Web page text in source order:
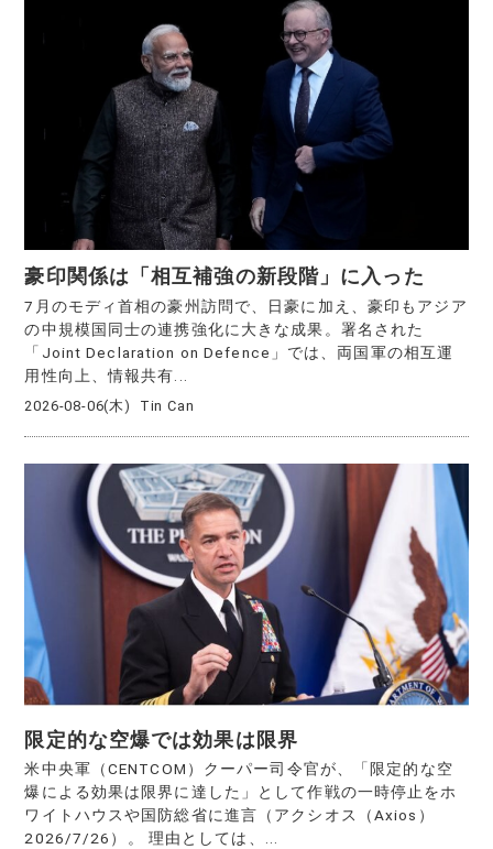
豪印関係は「相互補強の新段階」に入った
7月のモディ首相の豪州訪問で、日豪に加え、豪印もアジア
の中規模国同士の連携強化に大きな成果。署名された
「Joint Declaration on Defence」では、両国軍の相互運
用性向上、情報共有...
2026-08-06(木) Tin Can
限定的な空爆では効果は限界
米中央軍（CENTCOM）クーパー司令官が、「限定的な空
爆による効果は限界に達した」として作戦の一時停止をホ
ワイトハウスや国防総省に進言（アクシオス（Axios）
2026/7/26）。 理由としては、...